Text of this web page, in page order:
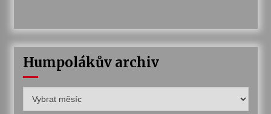
Humpolákův archiv
archiv